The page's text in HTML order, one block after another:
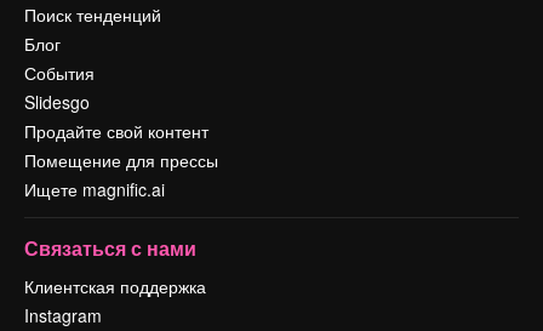
Поиск тенденций
Блог
События
Slidesgo
Продайте свой контент
Помещение для прессы
Ищете magnific.ai
Связаться с нами
Клиентская поддержка
Instagram